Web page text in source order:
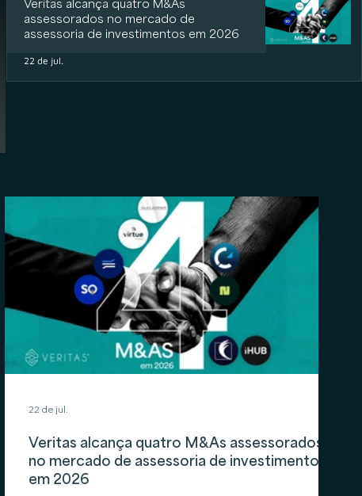
Veritas alcança quatro M&As assessorados
no mercado de assessoria de investimentos
em 2026
22 de jul.
Veritas alcança quatro M&As
assessorados no mercado de
assessoria de investimentos em 2026
22 de jul.